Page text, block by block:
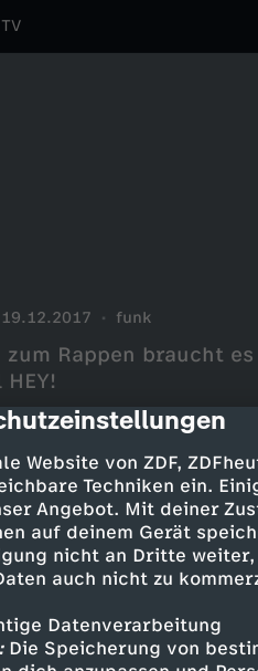
Website von ZDF,
Techniken ein.
Angebot. Mit deiner
auf deinem Gerät
nicht an Dritte
auch nicht zu
Datenverarbeitung
Die Speicherung von
19.12.2017 funk
Rappen braucht